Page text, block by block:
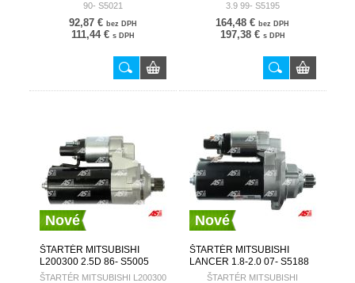
90- S5021
92,87 € bez DPH
111,44 € s DPH
3.9 99- S5195
164,48 € bez DPH
197,38 € s DPH
Nové
ŠTARTÉR MITSUBISHI
L200300 2.5D 86- S5005
AUTOSTARTER
ŠTARTÉR MITSUBISHI L200300
Nové
ŠTARTÉR MITSUBISHI
LANCER 1.8-2.0 07- S5188
AUTOSTARTER
ŠTARTÉR MITSUBISHI